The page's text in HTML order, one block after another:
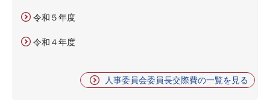
令和５年度
令和４年度
人事委員会委員長交際費の一覧を見る